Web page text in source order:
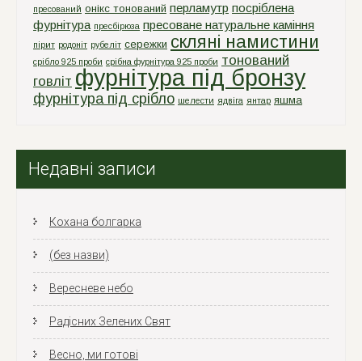
пресований онікс тонований перламутр посріблена
фурнітура пресбірюза пресоване натуральне каміння
пірит родоніт рубеліт сережки скляні намистини
срiбло 925 проби срiбна фурнiтура 925 проби тонований
говліт фурнітура під бронзу
фурнітура під срібло шелести ядвіга янтар яшма
Недавні записи
Кохана болгарка
(без назви)
Вересневе небо
Радісних Зелених Свят
Весно, ми готові